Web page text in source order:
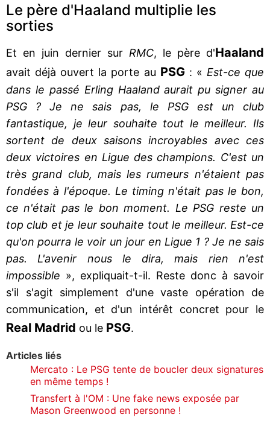
Le père d'Haaland multiplie les
sorties
Et en juin dernier sur RMC, le père d'Haaland
avait déjà ouvert la porte au PSG: « Est-ce que
dans le passé Erling Haaland aurait pu signer au
PSG ? Je ne sais pas, le PSG est un club
fantastique, je leur souhaite tout le meilleur. Ils
sortent de deux saisons incroyables avec ces
deux victoires en Ligue des champions. C'est un
très grand club, mais les rumeurs n'étaient pas
fondées à l'époque. Le timing n'était pas le bon,
ce n'était pas le bon moment. Le PSG reste un
top club et je leur souhaite tout le meilleur. Est-ce
qu'on pourra le voir un jour en Ligue 1 ? Je ne sais
pas. L'avenir nous le dira, mais rien n'est
impossible », expliquait-t-il. Reste donc à savoir
s'il s'agit simplement d'une vaste opération de
communication, et d'un intérêt concret pour le
Real Madrid ou le PSG.
Articles liés
Mercato : Le PSG tente de boucler deux signatures
en même temps !
Transfert à l'OM : Une fake news exposée par
Mason Greenwood en personne !